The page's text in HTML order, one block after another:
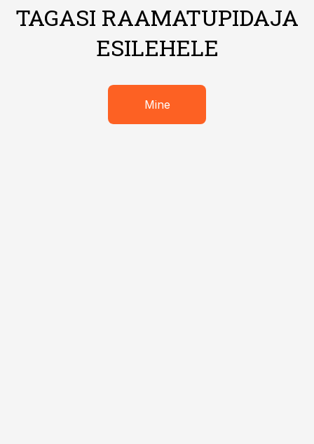
TAGASI RAAMATUPIDAJA
ESILEHELE
Mine